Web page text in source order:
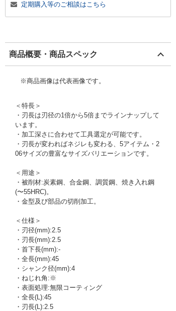
定期購入等のご相談はこちら
商品概要・商品スペック
※商品画像は代表画像です。
＜特長＞
・刃長は刃径の1倍から5倍までラインナップして
います。
・加工深さに合わせて工具選定が可能です。
・刃長が変わればネジレも変わる、5アイテム・2
06サイズの豊富なサイズバリエーションです。
＜用途＞
・被削材:炭素鋼、合金鋼、調質鋼、焼き入れ鋼
(〜55HRC)。
・金型及び部品の切削加工。
＜仕様＞
・刃径(mm):2.5
・刃長(mm):2.5
・首下長(mm):-
・全長(mm):45
・シャンク径(mm):4
・ねじれ角:※
・表面処理:無限コーティング
・全長(L):45
・刃長(L):2.5